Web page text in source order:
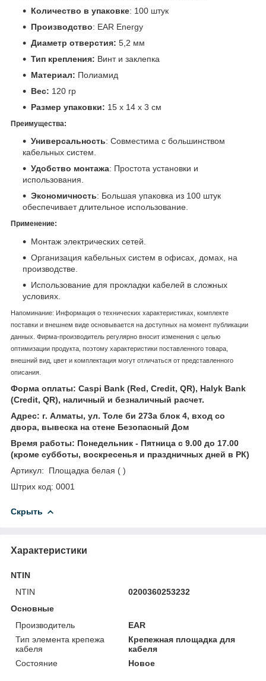
Количество в упаковке: 100 штук
Производство: EAR Energy
Диаметр отверстия: 5,2 мм
Тип крепления: Винт и заклепка
Материал: Полиамид
Вес: 120 гр
Размер упаковки: 15 х 14 х 3 см
Преимущества:
Универсальность: Совместима с большинством
кабельных систем.
Удобство монтажа: Простота установки и
использования.
Экономичность: Большая упаковка из 100 штук
обеспечивает длительное использование.
Применение:
Монтаж электрических сетей.
Организация кабельных систем в офисах, домах, на
производстве.
Использование для прокладки кабелей в сложных
условиях.
Напоминание: Информация о технических характеристиках, комплекте
поставки и внешнем виде основывается на доступных на момент публикации
данных. Фирма-производитель регулярно вносит изменения с целью
оптимизации продукта, поэтому характеристики поставленного товара,
внешний вид, цвет и комплектация могут отличаться от представленного
описания.
Форма оплаты: Caspi Bank (Red, Credit, QR), Halyk Bank
(Credit, QR), наличный и безналичный расчет.
Адрес: г. Алматы, ул. Толе би 273а блок 4, вход со
двора, вывеска на стене Безопасный Дом
Время работы: Понедельник - Пятница с 9.00 до 17.00
(кроме субботы, воскресенья и праздничных дней в РК)
Артикул: Площадка белая ( )
Штрих код: 0001
Скрыть
Характеристики
NTIN
NTIN
0200360253232
Основные
Производитель
EAR
Тип элемента крепежа
кабеля
Крепежная площадка для
кабеля
Состояние
Новое